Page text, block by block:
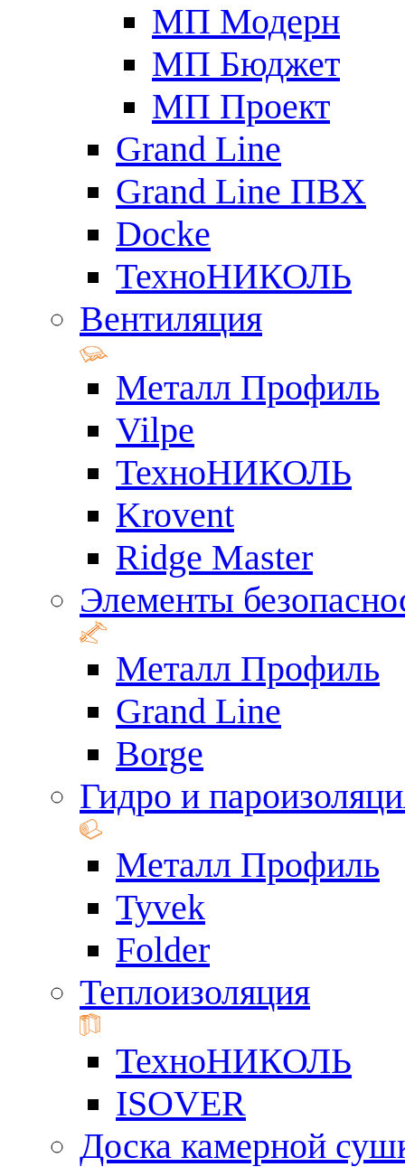
МП Модерн
МП Бюджет
МП Проект
Grand Line
Grand Line ПВХ
Docke
ТехноНИКОЛЬ
Вентиляция
Металл Профиль
Vilpe
ТехноНИКОЛЬ
Krovent
Ridge Master
Элементы
Металл Профиль
Grand Line
Borge
Гидро и
Металл Профиль
Tyvek
Folder
Теплоизоляция
ТехноНИКОЛЬ
ISOVER
Доска камерной